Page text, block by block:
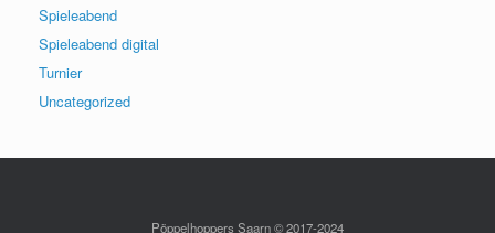
Spieleabend
Spieleabend digital
Turnier
Uncategorized
Pöppelhoppers Saarn © 2017-2024